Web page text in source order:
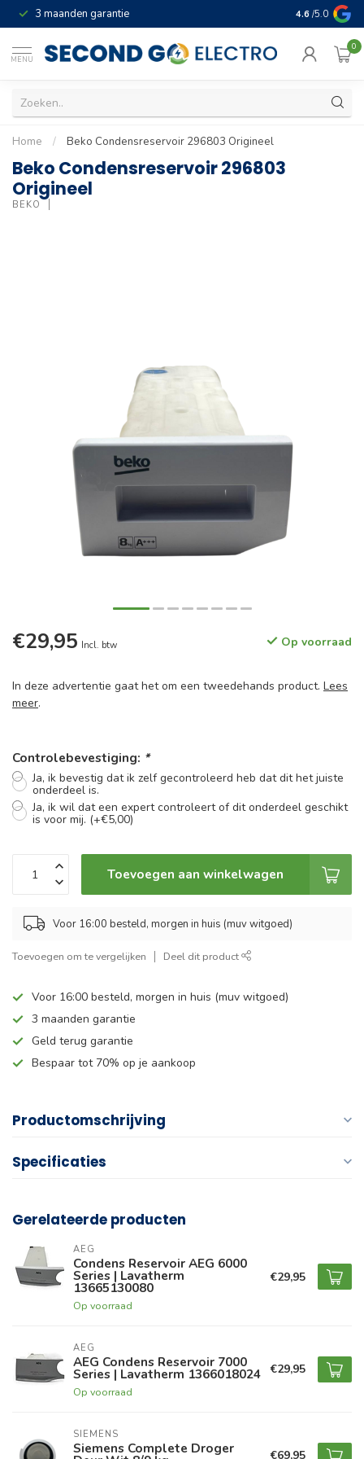
3 maanden garantie Geld terug
4.6 /5.0
MENU
0
Home / Beko Condensreservoir 296803 Origineel
Beko Condensreservoir 296803
Origineel
BEKO
€29,95 Incl. btw Op voorraad
In deze advertentie gaat het om een tweedehands product. Lees
meer.
Controlebevestiging: *
Ja, ik bevestig dat ik zelf gecontroleerd heb dat dit het juiste
onderdeel is.
Ja, ik wil dat een expert controleert of dit onderdeel geschikt
is voor mij. (+€5,00)
Toevoegen aan winkelwagen
Voor 16:00 besteld, morgen in huis (muv witgoed)
Toevoegen om te vergelijken Deel dit product
Voor 16:00 besteld, morgen in huis (muv witgoed)
3 maanden garantie
Geld terug garantie
Bespaar tot 70% op je aankoop
Productomschrijving
Specificaties
Gerelateerde producten
AEG
Condens Reservoir AEG 6000
Series | Lavatherm
13665130080
Op voorraad
€29,95
AEG
AEG Condens Reservoir 7000
Series | Lavatherm 1366018024
Op voorraad
€29,95
SIEMENS
Siemens Complete Droger €69,95